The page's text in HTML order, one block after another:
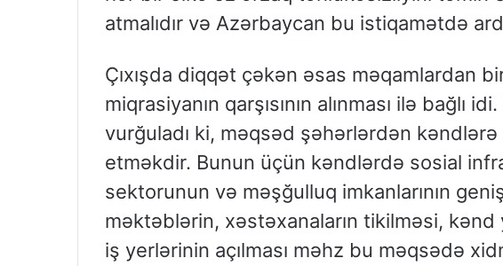
atmalıdır və Azərbaycan bu istiqamətdə
Çıxışda diqqət çəkən əsas məqamlardan
miqrasiyanın qarşısının alınması ilə bağlı
vurğuladı ki, məqsəd şəhərlərdən kəndlərə
etməkdir. Bunun üçün kəndlərdə sosial
sektorunun və məşğulluq imkanlarının
məktəblərin, xəstəxanaların tikilməsi, kənd
iş yerlərinin açılması məhz bu məqsədə